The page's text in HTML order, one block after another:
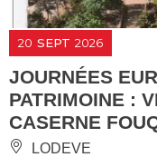
20 SEPT 2026
JOURNÉES
PATRIMOINE :
CASERNE
LODEVE